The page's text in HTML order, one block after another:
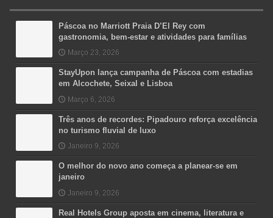
Páscoa no Marriott Praia D’El Rey com
gastronomia, bem-estar e atividades para famílias
Março 23, 2026
StayUpon lança campanha de Páscoa com estadias
em Alcochete, Seixal e Lisboa
Março 6, 2026
Três anos de recordes: Pipadouro reforça excelência
no turismo fluvial de luxo
Janeiro 9, 2026
O melhor do novo ano começa a planear-se em
janeiro
Janeiro 9, 2026
Real Hotels Group aposta em cinema, literatura e